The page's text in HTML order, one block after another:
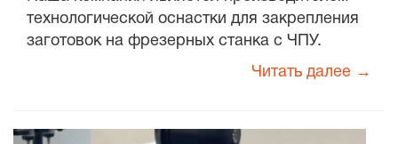
технологической оснастки для закрепления
заготовок на фрезерных станка с ЧПУ.
Читать далее →